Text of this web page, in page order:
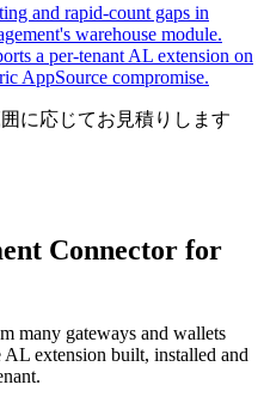
and rapid-count gaps in
warehouse module.
a per-tenant AL extension on
AppSource compromise.
に応じてお見積りします
Connector for
many gateways and wallets
extension built, installed and